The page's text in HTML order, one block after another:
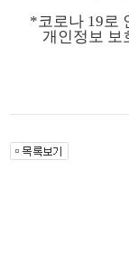
*코로나 19로
개인정보 보